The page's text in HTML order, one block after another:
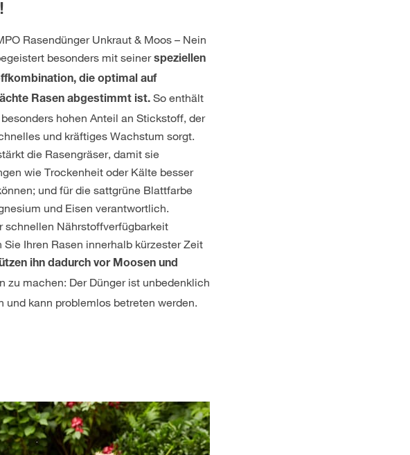
Rasendünger Unkraut & Moos – Nein
besonders mit seinerspeziellen
die optimal auf
Rasen abgestimmt ist. So enthält
hohen Anteil an Stickstoff, der
und kräftiges Wachstum sorgt.
die Rasengräser, damit sie
wie Trockenheit oder Kälte besser
und für die sattgrüne Blattfarbe
und Eisen verantwortlich.
schnellen Nährstoffverfügbarkeit
Sie Ihren Rasen innerhalb kürzester Zeit
ihn dadurch vor Moosen und
zu machen: Der Dünger ist unbedenklich
und kann problemlos betreten werden.